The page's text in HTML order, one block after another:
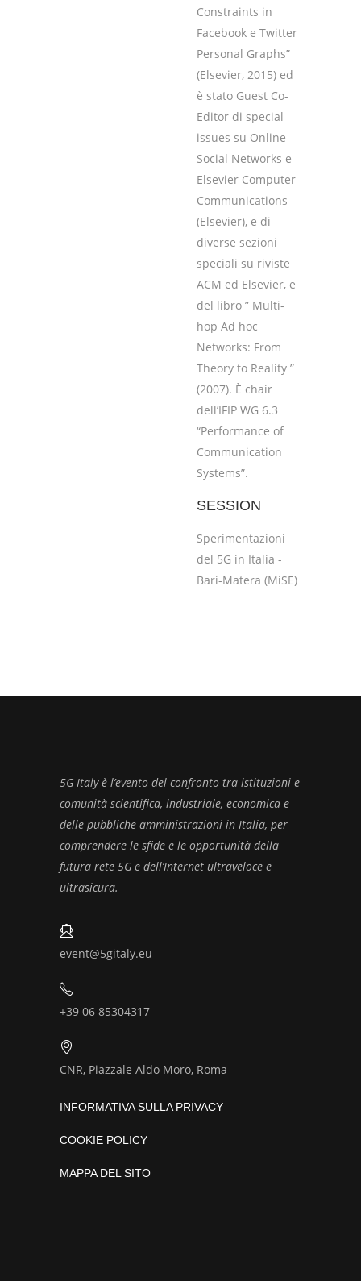
Constraints in
Facebook e Twitter
Personal Graphs”
(Elsevier, 2015) ed
è stato Guest Co-
Editor di special
issues su Online
Social Networks e
Elsevier Computer
Communications
(Elsevier), e di
diverse sezioni
speciali su riviste
ACM ed Elsevier, e
del libro ” Multi-
hop Ad hoc
Networks: From
Theory to Reality ”
(2007). È chair
dell’IFIP WG 6.3
“Performance of
Communication
Systems”.
SESSION
Sperimentazioni
del 5G in Italia -
Bari-Matera (MiSE)
5G Italy è l’evento del confronto tra istituzioni e
comunità scientifica, industriale, economica e
delle pubbliche amministrazioni in Italia, per
comprendere le sfide e le opportunità della
futura rete 5G e dell’Internet ultraveloce e
ultrasicura.
event@5gitaly.eu
+39 06 85304317
CNR, Piazzale Aldo Moro, Roma
INFORMATIVA SULLA PRIVACY
COOKIE POLICY
MAPPA DEL SITO